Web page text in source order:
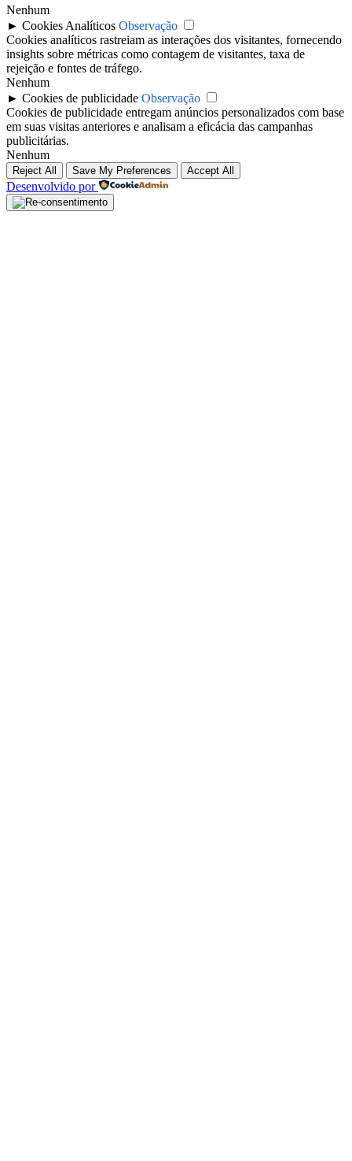
Nenhum
► Cookies Analíticos Observação
Cookies analíticos rastreiam as interações dos visitantes, fornecendo
insights sobre métricas como contagem de visitantes, taxa de
rejeição e fontes de tráfego.
Nenhum
► Cookies de publicidade Observação
Cookies de publicidade entregam anúncios personalizados com base
em suas visitas anteriores e analisam a eficácia das campanhas
publicitárias.
Nenhum
Reject All Save My Preferences Accept All
Desenvolvido por